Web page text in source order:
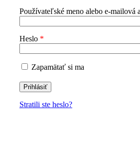
Používateľské meno alebo e-mailová
Heslo *
Zapamätať si ma
Prihlásiť
Stratili ste heslo?